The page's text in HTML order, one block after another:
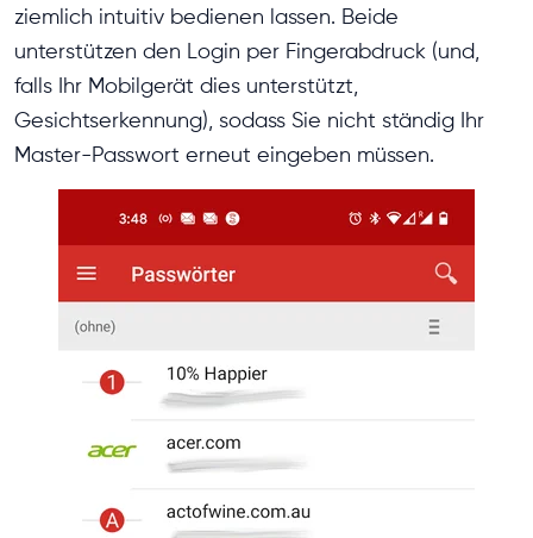
ziemlich intuitiv bedienen lassen. Beide
unterstützen den Login per Fingerabdruck (und,
falls Ihr Mobilgerät dies unterstützt,
Gesichtserkennung), sodass Sie nicht ständig Ihr
Master-Passwort erneut eingeben müssen.